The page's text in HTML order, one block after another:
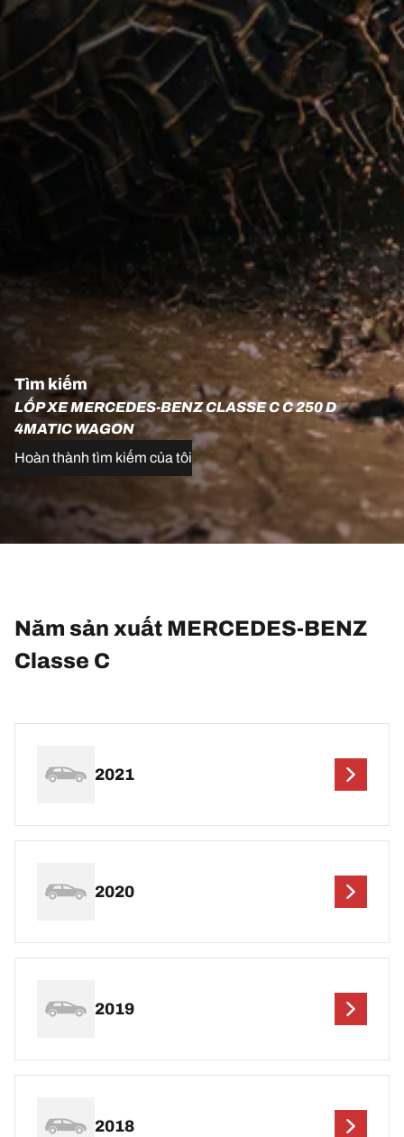
Tìm kiếm
LỐP XE MERCEDES-BENZ CLASSE C C 250 D
4MATIC WAGON
Hoàn thành tìm kiếm của tôi
Năm sản xuất MERCEDES-BENZ
Classe C
2021
2020
2019
2018